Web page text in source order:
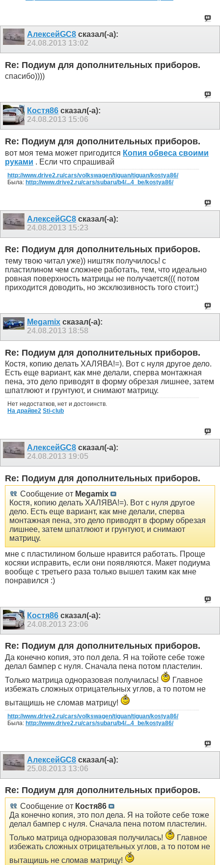
АлексейGC8 сказал(-а):
24.08.2013 13:02
Re: Подиум для дополнительных приборов.
спасибо))))
Костя86 сказал(-а):
24.08.2013 15:06
Re: Подиум для дополнительных приборов.
вот моя тема может пригодится Копия обвеса своими
руками . Если что спрашивай
http://www.drive2.ru/cars/volkswagen/tiguan/tiguan/kostya86/
Была: http://www.drive2.ru/cars/subaru/b4/...4_be/kostya86/
АлексейGC8 сказал(-а):
24.08.2013 15:23
Re: Подиум для дополнительных приборов.
тему твою читал уже)) ништяк получилось! с
пластилином чем сложнее работать, тем, что идеально
ровная поверхность матрицы не получается((( потом
приходится доводить, но эксклюзивность того стоит;)
Megamix сказал(-а):
24.08.2013 18:58
Re: Подиум для дополнительных приборов.
Костя, копию делать ХАЛЯВА!=). Вот с нуля другое дело.
Есть еще вариант, как мне делали, сперва монтажная
пена, это дело приводят в форму обрезая лишнее, затем
шпатлюют и грунтуют, и снимают матрицу.
Нет недостатков, нет и достоинств.
На драйве2 Sti-club
АлексейGC8 сказал(-а):
24.08.2013 19:05
Re: Подиум для дополнительных приборов.
Сообщение от Megamix
Костя, копию делать ХАЛЯВА!=). Вот с нуля другое
дело. Есть еще вариант, как мне делали, сперва
монтажная пена, это дело приводят в форму обрезая
лишнее, затем шпатлюют и грунтуют, и снимают
матрицу.
мне с пластилином больше нравится работать. Проще
косяки исправить, если они появляются. Макет подиума
вообще с третьего раза только вышел таким как мне
понравился :)
Костя86 сказал(-а):
24.08.2013 23:06
Re: Подиум для дополнительных приборов.
Да конечно копия, это пол дела. Я на тойоте себе тоже
делал бампер с нуля. Сначала пена потом пластелин.
Только матрица одноразовая получилась!
Главное
избежать сложных отрицательных углов, а то потом не
вытащишь не сломав матрицу!
http://www.drive2.ru/cars/volkswagen/tiguan/tiguan/kostya86/
Была: http://www.drive2.ru/cars/subaru/b4/...4_be/kostya86/
АлексейGC8 сказал(-а):
25.08.2013 13:06
Re: Подиум для дополнительных приборов.
Сообщение от Костя86
Да конечно копия, это пол дела. Я на тойоте себе тоже
делал бампер с нуля. Сначала пена потом пластелин.
Только матрица одноразовая получилась!
Главное
избежать сложных отрицательных углов, а то потом не
вытащишь не сломав матрицу!